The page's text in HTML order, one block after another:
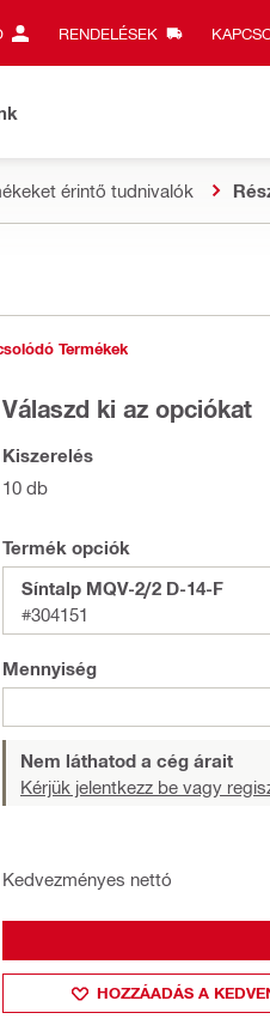
RENDELÉSEK
érintő tudnivalók
Termékek
Válaszd ki az opciókat
Kiszerelés
10 db
Termék opciók
Síntalp MQV-2/2 D-14-F
#304151
Mennyiség
Nem láthatod a cég árait
Kérjük jelentkezz be vagy
Kedvezményes nettó
HOZZÁADÁS A